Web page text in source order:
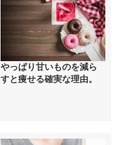
やっぱり甘いものを減ら
すと痩せる確実な理由。